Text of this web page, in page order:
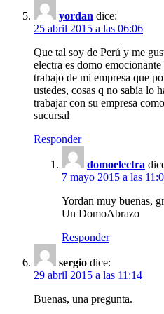
yordan dice:
25 abril 2015 a las 06:06
Que tal soy de Perú y me
electra es domo
trabajo de mi empresa que
ustedes, cosas q no sabía lo
trabajar con su empresa
sucursal
Responder
domoelectra
7 mayo 2015 a las
Yordan muy buenas,
Un DomoAbrazo
Responder
sergio dice:
29 abril 2015 a las 11:14
Buenas, una pregunta.